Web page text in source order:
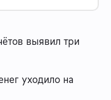
выявил три
уходило на